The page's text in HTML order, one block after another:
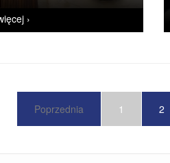
›
Poprzednia 1 2